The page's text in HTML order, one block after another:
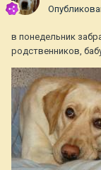
в понедельник
родственников,